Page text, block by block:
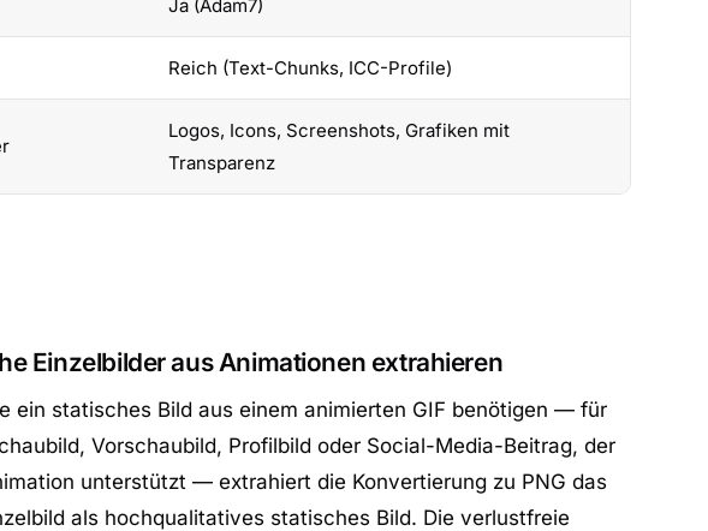
Ja (Adam7)
Reich (Text-Chunks, ICC-Profile)
Logos, Icons, Screenshots, Grafiken mit
Transparenz
Einzelbilder aus Animationen extrahieren
ein statisches Bild aus einem animierten GIF benötigen — für
Vorschaubild, Profilbild oder Social-Media-Beitrag, der
unterstützt — extrahiert die Konvertierung zu PNG das
als hochqualitatives statisches Bild. Die verlustfreie